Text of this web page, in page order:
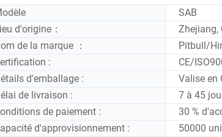
SAB
d'origine：
Zhejiang,
de la marque ：
Pitbull/
:
CE/
d'emballage :
Valise en
de livraison :
7 à 45
de paiement :
30 %
d'approvisionnement :
50000